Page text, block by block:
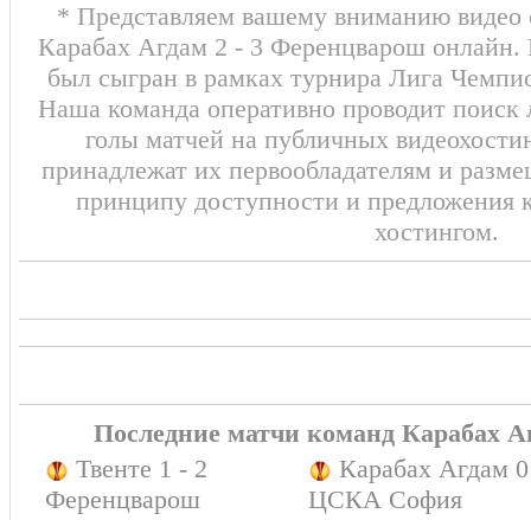
* Представляем вашему вниманию видео
Карабах Агдам 2 - 3 Ференцварош
был сыгран в рамках турнира Лига
Наша команда оперативно проводит
голы матчей на публичных
принадлежат их первообладателям и
принципу доступности и предложения
хостингом.
Последние матчи команд Карабах
Твенте 1 - 2
Ференцварош
Карабах Агдам
ЦСКА София